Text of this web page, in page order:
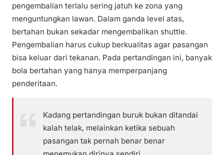
pengembalian terlalu sering jatuh ke zona yang
menguntungkan lawan. Dalam ganda level atas,
bertahan bukan sekadar mengembalikan shuttle.
Pengembalian harus cukup berkualitas agar pasangan
bisa keluar dari tekanan. Pada pertandingan ini, banyak
bola bertahan yang hanya memperpanjang
penderitaan.
Kadang pertandingan buruk bukan ditandai
kalah telak, melainkan ketika sebuah
pasangan tak pernah benar benar